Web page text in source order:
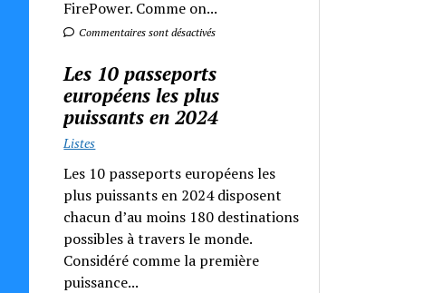
FirePower. Comme on...
Commentaires sont désactivés
Les 10 passeports
européens les plus
puissants en 2024
Listes
Les 10 passeports européens les
plus puissants en 2024 disposent
chacun d’au moins 180 destinations
possibles à travers le monde.
Considéré comme la première
puissance...